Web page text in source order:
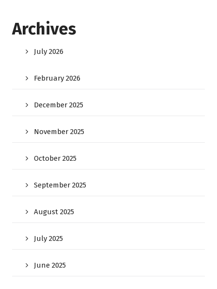
Archives
July 2026
February 2026
December 2025
November 2025
October 2025
September 2025
August 2025
July 2025
June 2025